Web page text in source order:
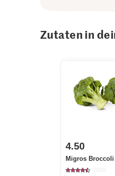
Zutaten in
4.50
Migros Broccoli